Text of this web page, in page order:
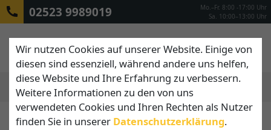
02523 9989019
Mo.–Fr. 8:00 -17:00 Uhr
Sa. 10:00–13:00 Uhr
Wir nutzen Cookies auf unserer Website. Einige von
diesen sind essenziell, während andere uns helfen,
diese Website und Ihre Erfahrung zu verbessern.
Weitere Informationen zu den von uns
verwendeten Cookies und Ihren Rechten als Nutzer
finden Sie in unserer Daten­schutz­erklärung.